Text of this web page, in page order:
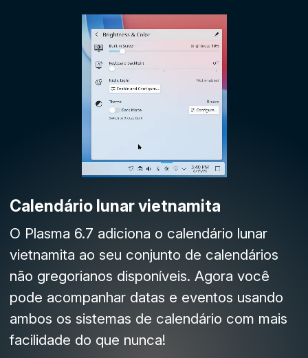
Calendário lunar vietnamita
O Plasma 6.7 adiciona o calendário lunar
vietnamita ao seu conjunto de calendários
não gregorianos disponíveis. Agora você
pode acompanhar datas e eventos usando
ambos os sistemas de calendário com mais
facilidade do que nunca!